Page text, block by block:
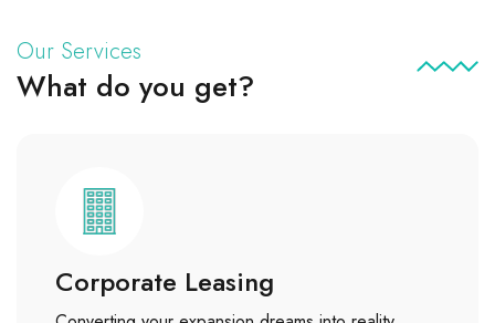
Our Services
What do you get?
Corporate Leasing